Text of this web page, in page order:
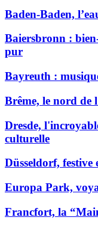
Baden-Baden,
Baiersbronn :
pur
Bayreuth :
Brême, le nord de
Dresde,
culturelle
Düsseldorf, festive
Europa Park,
Francfort, la